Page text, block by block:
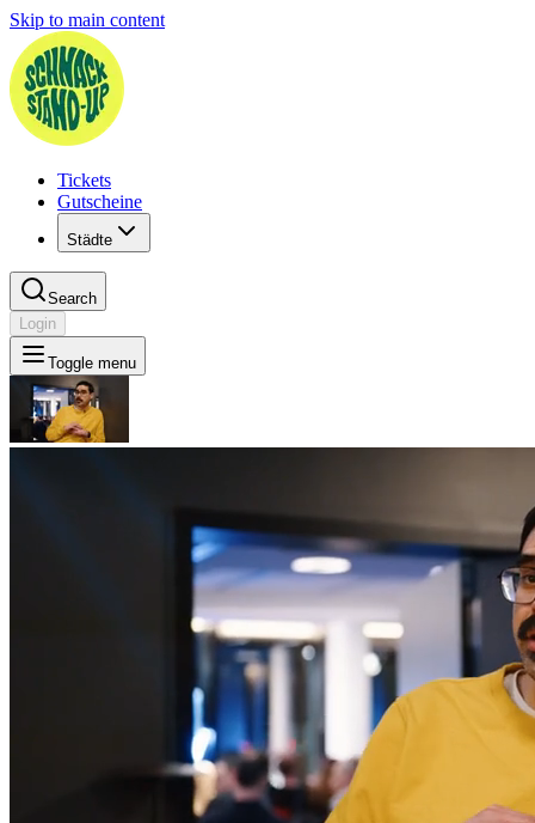
Skip to main content
Tickets
Gutscheine
Städte
Search
Login
Toggle menu